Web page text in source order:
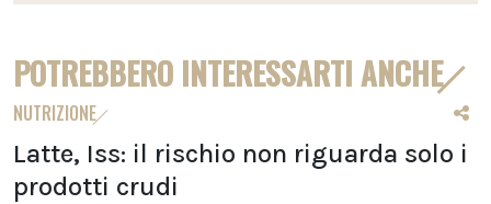
POTREBBERO INTERESSARTI ANCHE
NUTRIZIONE
Latte, Iss: il rischio non riguarda solo i
prodotti crudi